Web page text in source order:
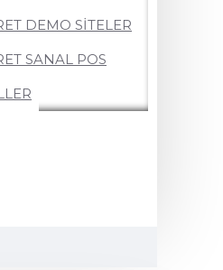
DEMO SİTELER
SANAL POS